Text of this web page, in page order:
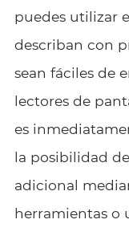
puedes utilizar
describan con
sean fáciles de
lectores de
es
la posibilidad
adicional
herramientas o